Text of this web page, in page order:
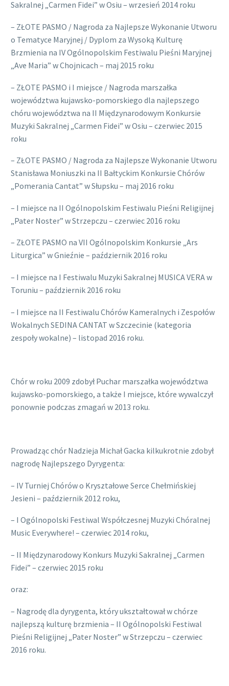
Sakralnej „Carmen Fidei” w Osiu – wrzesień 2014 roku
– ZŁOTE PASMO / Nagroda za Najlepsze Wykonanie Utworu
o Tematyce Maryjnej / Dyplom za Wysoką Kulturę
Brzmienia na IV Ogólnopolskim Festiwalu Pieśni Maryjnej
„Ave Maria” w Chojnicach – maj 2015 roku
– ZŁOTE PASMO i I miejsce / Nagroda marszałka
województwa kujawsko-pomorskiego dla najlepszego
chóru województwa na II Międzynarodowym Konkursie
Muzyki Sakralnej „Carmen Fidei” w Osiu – czerwiec 2015
roku
– ZŁOTE PASMO / Nagroda za Najlepsze Wykonanie Utworu
Stanisława Moniuszki na II Bałtyckim Konkursie Chórów
„Pomerania Cantat” w Słupsku – maj 2016 roku
– I miejsce na II Ogólnopolskim Festiwalu Pieśni Religijnej
„Pater Noster” w Strzepczu – czerwiec 2016 roku
– ZŁOTE PASMO na VII Ogólnopolskim Konkursie „Ars
Liturgica” w Gnieźnie – październik 2016 roku
– I miejsce na I Festiwalu Muzyki Sakralnej MUSICA VERA w
Toruniu – październik 2016 roku
– I miejsce na II Festiwalu Chórów Kameralnych i Zespołów
Wokalnych SEDINA CANTAT w Szczecinie (kategoria
zespoły wokalne) – listopad 2016 roku.
Chór w roku 2009 zdobył Puchar marszałka województwa
kujawsko-pomorskiego, a także I miejsce, które wywalczył
ponownie podczas zmagań w 2013 roku.
Prowadząc chór Nadzieja Michał Gacka kilkukrotnie zdobył
nagrodę Najlepszego Dyrygenta:
– IV Turniej Chórów o Kryształowe Serce Chełmińskiej
Jesieni – październik 2012 roku,
– I Ogólnopolski Festiwal Współczesnej Muzyki Chóralnej
Music Everywhere! – czerwiec 2014 roku,
– II Międzynarodowy Konkurs Muzyki Sakralnej „Carmen
Fidei” – czerwiec 2015 roku
oraz:
– Nagrodę dla dyrygenta, który ukształtował w chórze
najlepszą kulturę brzmienia – II Ogólnopolski Festiwal
Pieśni Religijnej „Pater Noster” w Strzepczu – czerwiec
2016 roku.